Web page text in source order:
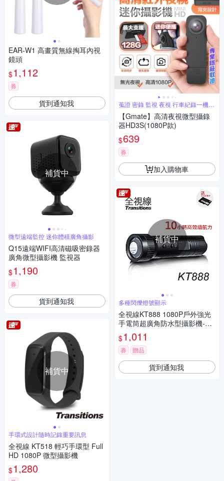
EAR-W1 高畫質無線掏耳內視
鏡頭
$1,112
券
貨到通知我
補貨中
微型遠端監控 迷你體積廣角攝影
Q15遠端WIFI高清磁吸密錄器
廣角微型攝影機 監視器
$1,190
券
貨到通知我
補貨中
手環式設計隨時記錄重要訊息
全視線 KT518 輕巧手環型 Full
HD 1080P 微型攝影機
$1,280
蒐證 密錄 監視 夜視 行車紀錄一機搞
定
【Gmate】高清夜視微型攝錄
器HD3S(1080P款)
$639
券
加入購物車
補貨中
多種閃爍燈號顯示
全視線KT888 1080P戶外強光
手電筒超廣角防水型攝影機-加
送記憶卡
$1,011
券 贈品
貨到通知我